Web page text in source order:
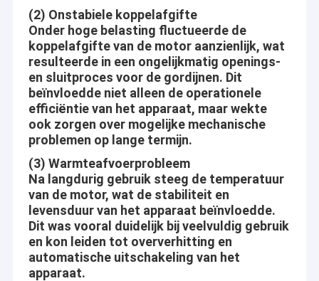
(2) Onstabiele koppelafgifte
Onder hoge belasting fluctueerde de
koppelafgifte van de motor aanzienlijk, wat
resulteerde in een ongelijkmatig openings-
en sluitproces voor de gordijnen. Dit
beïnvloedde niet alleen de operationele
efficiëntie van het apparaat, maar wekte
ook zorgen over mogelijke mechanische
problemen op lange termijn.
(3) Warmteafvoerprobleem
Na langdurig gebruik steeg de temperatuur
van de motor, wat de stabiliteit en
levensduur van het apparaat beïnvloedde.
Dit was vooral duidelijk bij veelvuldig gebruik
en kon leiden tot oververhitting en
automatische uitschakeling van het
apparaat.